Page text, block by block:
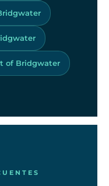
of Bridgwater